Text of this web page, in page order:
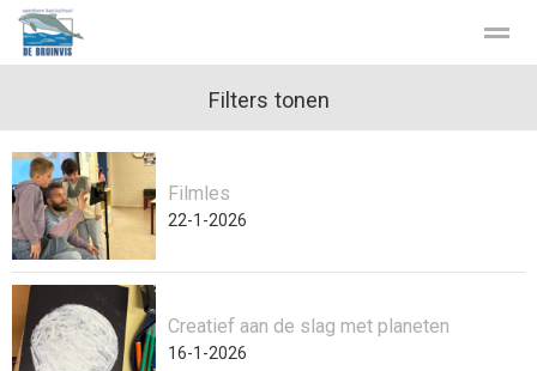
Stichting Kopwerk
Home Zoeken
Filters tonen
Filmles
22-1-2026
Creatief aan de slag met planeten
16-1-2026